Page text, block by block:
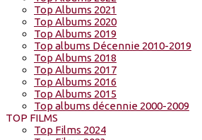
Top Albums 2021
Top Albums 2020
Top Albums 2019
Top albums Décennie 2010-2019
Top Albums 2018
Top Albums 2017
Top Albums 2016
Top Albums 2015
Top albums décennie 2000-2009
TOP FILMS
Top Films 2024